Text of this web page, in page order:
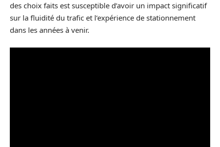
des choix faits est susceptible d’avoir un impact significatif
sur la fluidité du trafic et l’expérience de stationnement
dans les années à venir.